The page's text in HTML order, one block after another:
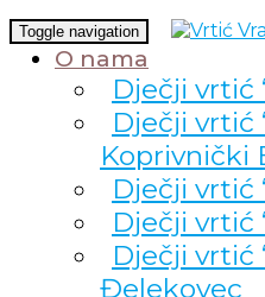
Toggle navigation
O nama
Dječji vrtić
Dječji vrtić
Koprivnički
Dječji vrtić
Dječji vrtić
Dječji vrtić
Đelekovec